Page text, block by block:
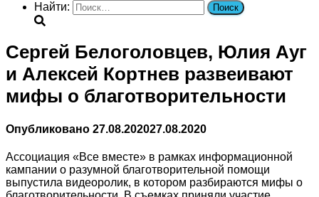
Найти:
Сергей Белоголовцев, Юлия Ауг
и Алексей Кортнев развеивают
мифы о благотворительности
Опубликовано 27.08.202027.08.2020
Ассоциация «Все вместе» в рамках информационной
кампании о разумной благотворительной помощи
выпустила видеоролик, в котором разбираются мифы о